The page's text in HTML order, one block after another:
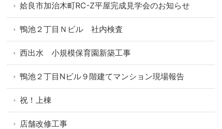
姶良市加治木町RC-Z平屋完成見学会のお知らせ
鴨池２丁目Ｎビル 社内検査
西出水 小規模保育園新築工事
鴨池２丁目Nビル９階建てマンション現場報告
祝！上棟
店舗改修工事